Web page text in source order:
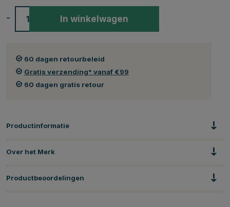
- In winkelwagen
60 dagen retourbeleid
Gratis verzending* vanaf €99
60 dagen gratis retour
Productinformatie
Over het Merk
Productbeoordelingen